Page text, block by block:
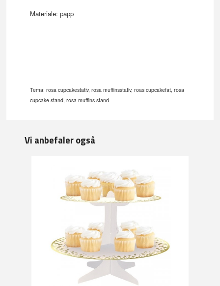
Materiale: papp
Tema: rosa cupcakestativ, rosa muffinsstativ, roas cupcakefat, rosa
cupcake stand, rosa muffins stand
Vi anbefaler også